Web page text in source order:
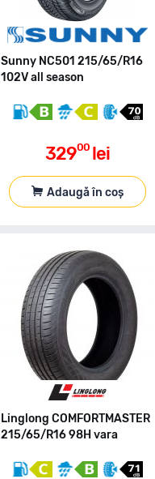
Sunny NC501 215/65/R16
102V all season
32900 lei
Adaugă în coș
Linglong COMFORTMASTER
215/65/R16 98H vara